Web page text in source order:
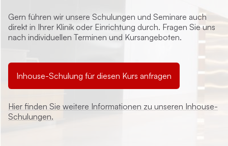
Gern führen wir unsere Schulungen und Seminare auch
direkt in Ihrer Klinik oder Einrichtung durch. Fragen Sie uns
nach individuellen Terminen und Kursangeboten.
Inhouse-Schulung für diesen Kurs anfragen
Hier finden Sie weitere Informationen zu unseren Inhouse-
Schulungen.